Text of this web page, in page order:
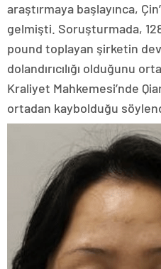
araştırmaya başlayınca,
gelmişti. Soruşturmada,
pound toplayan şirketin
dolandırıcılığı olduğunu
Kraliyet Mahkemesi’nde
ortadan kaybolduğu